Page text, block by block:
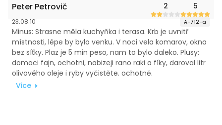
Peter Petrovič 2 5
23.08.10 A-712-a
Minus: Strasne měla kuchyňka i terasa. Krb je uvnitř
místnosti, lépe by bylo venku. V noci vela komarov, okna
bez síťky. Plaz je 5 min peso, nam to bylo daleko. Plusy:
domaci fajn, ochotni, nabizeji rano raki a fíky, daroval litr
olivového oleje i ryby vyčistěte. ochotně.
Vice